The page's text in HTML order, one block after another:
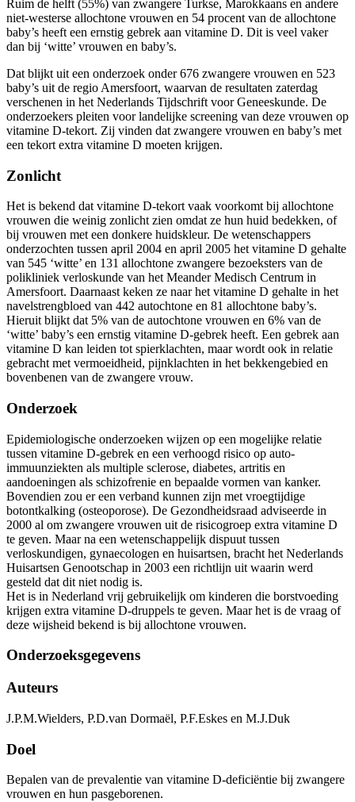
Ruim de helft (55%) van zwangere Turkse, Marokkaans en andere
niet-westerse allochtone vrouwen en 54 procent van de allochtone
baby’s heeft een ernstig gebrek aan vitamine D. Dit is veel vaker
dan bij ‘witte’ vrouwen en baby’s.
Dat blijkt uit een onderzoek onder 676 zwangere vrouwen en 523
baby’s uit de regio Amersfoort, waarvan de resultaten zaterdag
verschenen in het Nederlands Tijdschrift voor Geneeskunde. De
onderzoekers pleiten voor landelijke screening van deze vrouwen op
vitamine D-tekort. Zij vinden dat zwangere vrouwen en baby’s met
een tekort extra vitamine D moeten krijgen.
Zonlicht
Het is bekend dat vitamine D-tekort vaak voorkomt bij allochtone
vrouwen die weinig zonlicht zien omdat ze hun huid bedekken, of
bij vrouwen met een donkere huidskleur. De wetenschappers
onderzochten tussen april 2004 en april 2005 het vitamine D gehalte
van 545 ‘witte’ en 131 allochtone zwangere bezoeksters van de
polikliniek verloskunde van het Meander Medisch Centrum in
Amersfoort. Daarnaast keken ze naar het vitamine D gehalte in het
navelstrengbloed van 442 autochtone en 81 allochtone baby’s.
Hieruit blijkt dat 5% van de autochtone vrouwen en 6% van de
‘witte’ baby’s een ernstig vitamine D-gebrek heeft. Een gebrek aan
vitamine D kan leiden tot spierklachten, maar wordt ook in relatie
gebracht met vermoeidheid, pijnklachten in het bekkengebied en
bovenbenen van de zwangere vrouw.
Onderzoek
Epidemiologische onderzoeken wijzen op een mogelijke relatie
tussen vitamine D-gebrek en een verhoogd risico op auto-
immuunziekten als multiple sclerose, diabetes, artritis en
aandoeningen als schizofrenie en bepaalde vormen van kanker.
Bovendien zou er een verband kunnen zijn met vroegtijdige
botontkalking (osteoporose). De Gezondheidsraad adviseerde in
2000 al om zwangere vrouwen uit de risicogroep extra vitamine D
te geven. Maar na een wetenschappelijk dispuut tussen
verloskundigen, gynaecologen en huisartsen, bracht het Nederlands
Huisartsen Genootschap in 2003 een richtlijn uit waarin werd
gesteld dat dit niet nodig is.
Het is in Nederland vrij gebruikelijk om kinderen die borstvoeding
krijgen extra vitamine D-druppels te geven. Maar het is de vraag of
deze wijsheid bekend is bij allochtone vrouwen.
Onderzoeksgegevens
Auteurs
J.P.M.Wielders, P.D.van Dormaël, P.F.Eskes en M.J.Duk
Doel
Bepalen van de prevalentie van vitamine D-deficiëntie bij zwangere
vrouwen en hun pasgeborenen.